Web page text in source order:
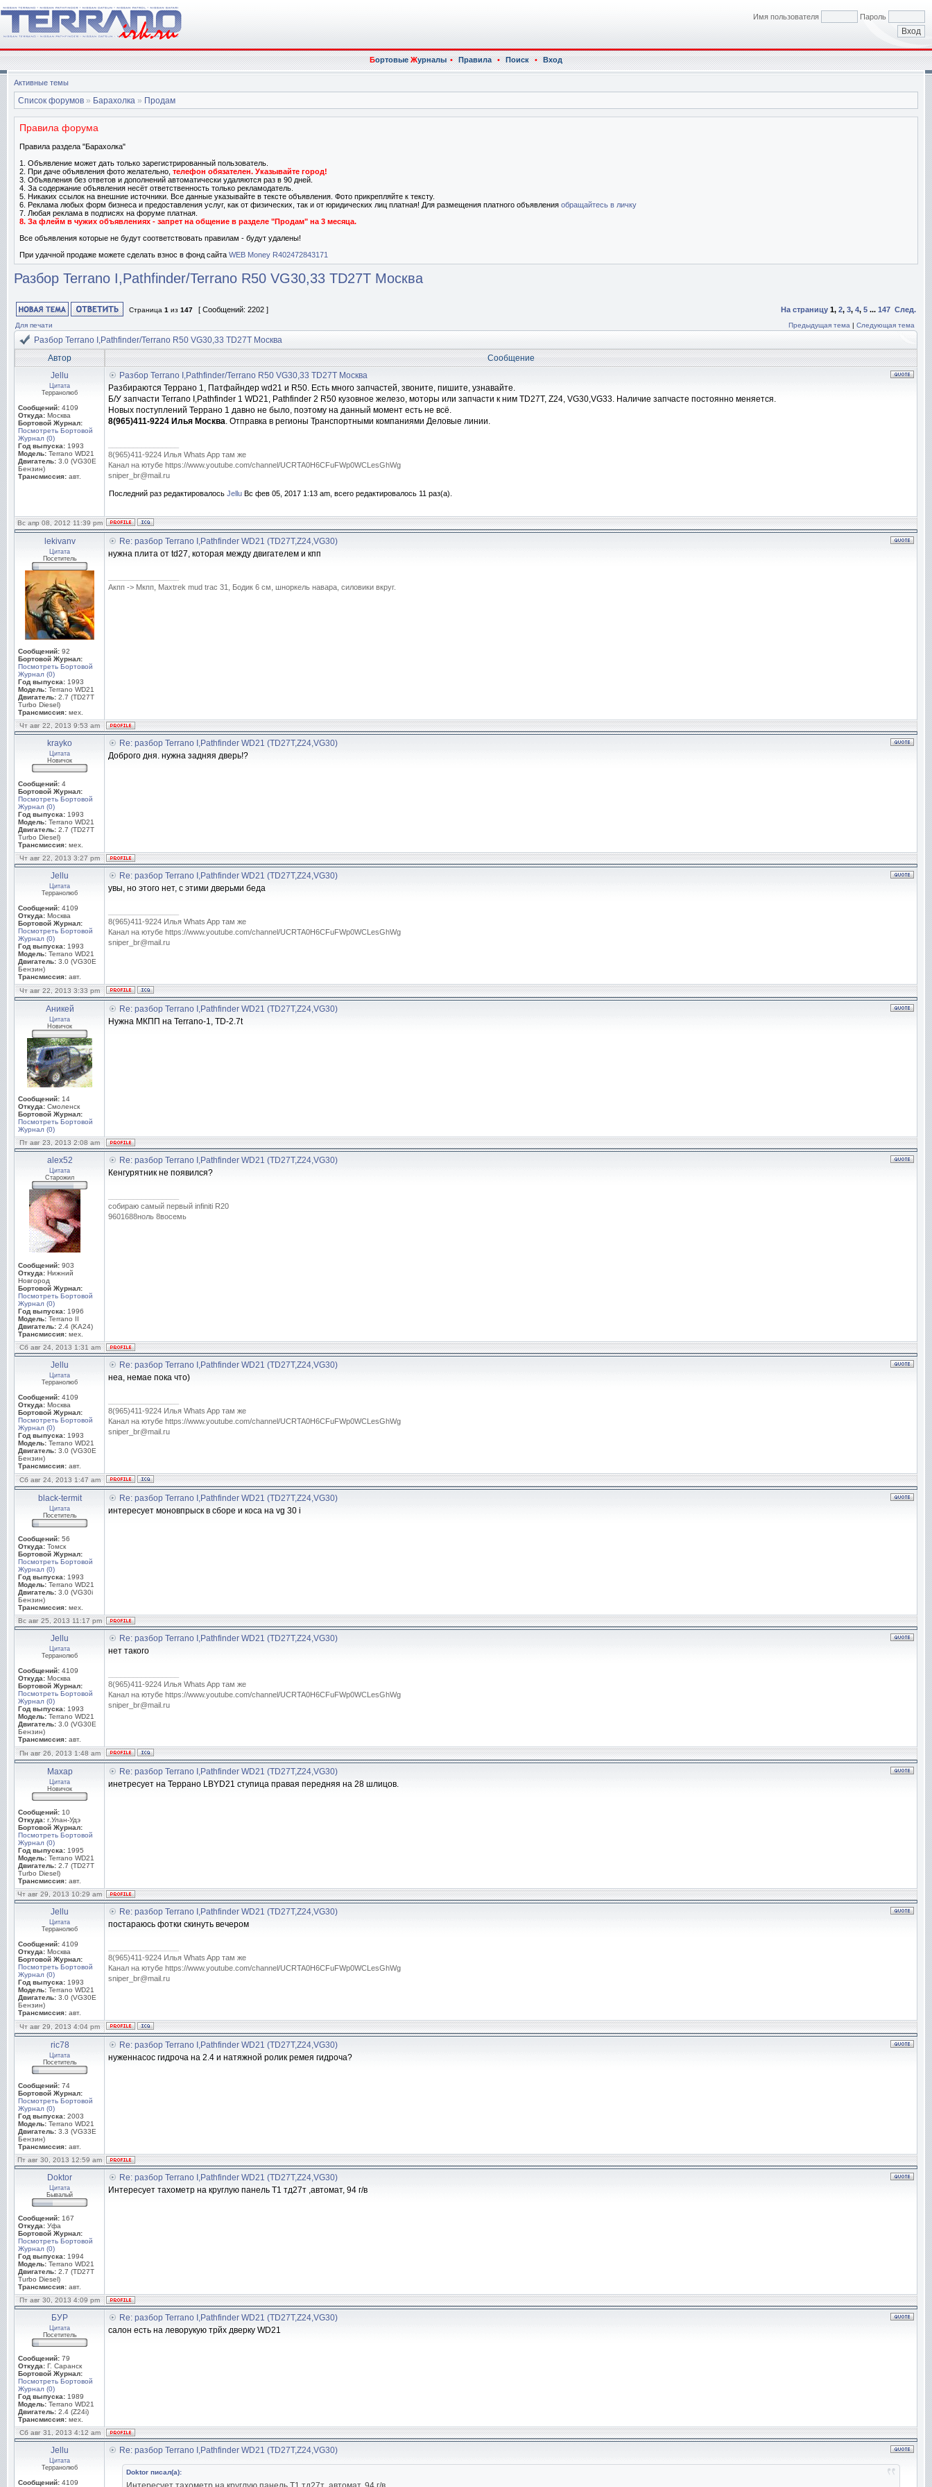
Имя пользователя Пароль
БортовыеЖурналы • Правила • Поиск • Вход
Активные темы
Список форумов » Барахолка » Продам
Правила форума
Правила раздела "Барахолка"
1. Объявление может дать только зарегистрированный пользователь.
2. При даче объявления фото желательно, телефон обязателен. Указывайте город!
3. Объявления без ответов и дополнений автоматически удаляются раз в 90 дней.
4. За содержание объявления несёт ответственность только рекламодатель.
5. Никаких ссылок на внешние источники. Все данные указывайте в тексте объявления. Фото прикрепляйте к тексту.
6. Реклама любых форм бизнеса и предоставления услуг, как от физических, так и от юридических лиц платная! Для размещения платного объявления обращайтесь в личку
7. Любая реклама в подписях на форуме платная.
8. За флейм в чужих объявлениях - запрет на общение в разделе "Продам" на 3 месяца.
Все объявления которые не будут соответствовать правилам - будут удалены!
При удачной продаже можете сделать взнос в фонд сайта WEB Money R402472843171
Разбор Terrano I,Pathfinder/Terrano R50 VG30,33 TD27T Москва
Страница 1 из 147 [ Сообщений: 2202 ] На страницу 1, 2, 3, 4, 5 ... 147 След.
Для печати Предыдущая тема | Следующая тема
Разбор Terrano I,Pathfinder/Terrano R50 VG30,33 TD27T Москва
Автор
Сообщение
Jellu
Цитата
Терранолюб
Сообщений: 4109
Откуда: Москва
Бортовой Журнал:
Посмотреть Бортовой
Журнал (0)
Год выпуска: 1993
Модель: Terrano WD21
Двигатель: 3.0 (VG30E
Бензин)
Трансмиссия: авт.
Разбор Terrano I,Pathfinder/Terrano R50 VG30,33 TD27T Москва
Разбираются Террано 1, Патфайндер wd21 и R50. Есть много запчастей, звоните, пишите, узнавайте.
Б/У запчасти Terrano I,Pathfinder 1 WD21, Pathfinder 2 R50 кузовное железо, моторы или запчасти к ним TD27T, Z24, VG30,VG33. Наличие запчасте постоянно меняется.
Новых поступлений Террано 1 давно не было, поэтому на данный момент есть не всё.
8(965)411-9224 Илья Москва. Отправка в регионы Транспортными компаниями Деловые линии.
8(965)411-9224 Илья Whats App там же
Канал на ютубе https://www.youtube.com/channel/UCRTA0H6CFuFWp0WCLesGhWg
sniper_br@mail.ru
Последний раз редактировалось Jellu Вс фев 05, 2017 1:13 am, всего редактировалось 11 раз(а).
Вс апр 08, 2012 11:39 pm
lekivanv
Цитата
Посетитель
Сообщений: 92
Бортовой Журнал:
Посмотреть Бортовой
Журнал (0)
Год выпуска: 1993
Модель: Terrano WD21
Двигатель: 2.7 (TD27T
Turbo Diesel)
Трансмиссия: мех.
Re: разбор Terrano I,Pathfinder WD21 (TD27T,Z24,VG30)
нужна плита от td27, которая между двигателем и кпп
Акпп -> Мкпп, Мaxtrek mud trac 31, Бодик 6 см, шноркель навара, силовики вкруг.
Чт авг 22, 2013 9:53 am
krayko
Цитата
Новичок
Сообщений: 4
Бортовой Журнал:
Посмотреть Бортовой
Журнал (0)
Год выпуска: 1993
Модель: Terrano WD21
Двигатель: 2.7 (TD27T
Turbo Diesel)
Трансмиссия: мех.
Re: разбор Terrano I,Pathfinder WD21 (TD27T,Z24,VG30)
Доброго дня. нужна задняя дверь!?
Чт авг 22, 2013 3:27 pm
Jellu
Цитата
Терранолюб
Сообщений: 4109
Откуда: Москва
Бортовой Журнал:
Посмотреть Бортовой
Журнал (0)
Год выпуска: 1993
Модель: Terrano WD21
Двигатель: 3.0 (VG30E
Бензин)
Трансмиссия: авт.
Re: разбор Terrano I,Pathfinder WD21 (TD27T,Z24,VG30)
увы, но этого нет, с этими дверьми беда
8(965)411-9224 Илья Whats App там же
Канал на ютубе https://www.youtube.com/channel/UCRTA0H6CFuFWp0WCLesGhWg
sniper_br@mail.ru
Чт авг 22, 2013 3:33 pm
Аникей
Цитата
Новичок
Сообщений: 14
Откуда: Смоленск
Бортовой Журнал:
Посмотреть Бортовой
Журнал (0)
Re: разбор Terrano I,Pathfinder WD21 (TD27T,Z24,VG30)
Нужна МКПП на Terrano-1, TD-2.7t
Пт авг 23, 2013 2:08 am
alex52
Цитата
Старожил
Сообщений: 903
Откуда: Нижний
Новгород
Бортовой Журнал:
Посмотреть Бортовой
Журнал (0)
Год выпуска: 1996
Модель: Terrano II
Двигатель: 2.4 (KA24)
Трансмиссия: мех.
Re: разбор Terrano I,Pathfinder WD21 (TD27T,Z24,VG30)
Кенгурятник не появился?
собираю самый первый infiniti R20
9601688ноль 8восемь
Сб авг 24, 2013 1:31 am
Jellu
Цитата
Терранолюб
Сообщений: 4109
Откуда: Москва
Бортовой Журнал:
Посмотреть Бортовой
Журнал (0)
Год выпуска: 1993
Модель: Terrano WD21
Двигатель: 3.0 (VG30E
Бензин)
Трансмиссия: авт.
Re: разбор Terrano I,Pathfinder WD21 (TD27T,Z24,VG30)
неа, немае пока что)
8(965)411-9224 Илья Whats App там же
Канал на ютубе https://www.youtube.com/channel/UCRTA0H6CFuFWp0WCLesGhWg
sniper_br@mail.ru
Сб авг 24, 2013 1:47 am
black-termit
Цитата
Посетитель
Сообщений: 56
Откуда: Томск
Бортовой Журнал:
Посмотреть Бортовой
Журнал (0)
Год выпуска: 1993
Модель: Terrano WD21
Двигатель: 3.0 (VG30i
Бензин)
Трансмиссия: мех.
Re: разбор Terrano I,Pathfinder WD21 (TD27T,Z24,VG30)
интересует моновпрыск в сборе и коса на vg 30 i
Вс авг 25, 2013 11:17 pm
Jellu
Цитата
Терранолюб
Сообщений: 4109
Откуда: Москва
Бортовой Журнал:
Посмотреть Бортовой
Журнал (0)
Год выпуска: 1993
Модель: Terrano WD21
Двигатель: 3.0 (VG30E
Бензин)
Трансмиссия: авт.
Re: разбор Terrano I,Pathfinder WD21 (TD27T,Z24,VG30)
нет такого
8(965)411-9224 Илья Whats App там же
Канал на ютубе https://www.youtube.com/channel/UCRTA0H6CFuFWp0WCLesGhWg
sniper_br@mail.ru
Пн авг 26, 2013 1:48 am
Махар
Цитата
Новичок
Сообщений: 10
Откуда: г.Улан-Удэ
Бортовой Журнал:
Посмотреть Бортовой
Журнал (0)
Год выпуска: 1995
Модель: Terrano WD21
Двигатель: 2.7 (TD27T
Turbo Diesel)
Трансмиссия: авт.
Re: разбор Terrano I,Pathfinder WD21 (TD27T,Z24,VG30)
инетресует на Террано LBYD21 ступица правая передняя на 28 шлицов.
Чт авг 29, 2013 10:29 am
Jellu
Цитата
Терранолюб
Сообщений: 4109
Откуда: Москва
Бортовой Журнал:
Посмотреть Бортовой
Журнал (0)
Год выпуска: 1993
Модель: Terrano WD21
Двигатель: 3.0 (VG30E
Бензин)
Трансмиссия: авт.
Re: разбор Terrano I,Pathfinder WD21 (TD27T,Z24,VG30)
постараюсь фотки скинуть вечером
8(965)411-9224 Илья Whats App там же
Канал на ютубе https://www.youtube.com/channel/UCRTA0H6CFuFWp0WCLesGhWg
sniper_br@mail.ru
Чт авг 29, 2013 4:04 pm
ric78
Цитата
Посетитель
Сообщений: 74
Бортовой Журнал:
Посмотреть Бортовой
Журнал (0)
Год выпуска: 2003
Модель: Terrano WD21
Двигатель: 3.3 (VG33E
Бензин)
Трансмиссия: авт.
Re: разбор Terrano I,Pathfinder WD21 (TD27T,Z24,VG30)
нуженнасос гидроча на 2.4 и натяжной ролик ремея гидроча?
Пт авг 30, 2013 12:59 am
Doktor
Цитата
Бывалый
Сообщений: 167
Откуда: Уфа
Бортовой Журнал:
Посмотреть Бортовой
Журнал (0)
Год выпуска: 1994
Модель: Terrano WD21
Двигатель: 2.7 (TD27T
Turbo Diesel)
Трансмиссия: авт.
Re: разбор Terrano I,Pathfinder WD21 (TD27T,Z24,VG30)
Интересует тахометр на круглую панель Т1 тд27т ,автомат, 94 г/в
Пт авг 30, 2013 4:09 pm
БУР
Цитата
Посетитель
Сообщений: 79
Откуда: Г. Саранск
Бортовой Журнал:
Посмотреть Бортовой
Журнал (0)
Год выпуска: 1989
Модель: Terrano WD21
Двигатель: 2.4 (Z24i)
Трансмиссия: мех.
Re: разбор Terrano I,Pathfinder WD21 (TD27T,Z24,VG30)
салон есть на леворукую трйх дверку WD21
Сб авг 31, 2013 4:12 am
Jellu
Цитата
Терранолюб
Сообщений: 4109
Re: разбор Terrano I,Pathfinder WD21 (TD27T,Z24,VG30)
Doktor писал(а):